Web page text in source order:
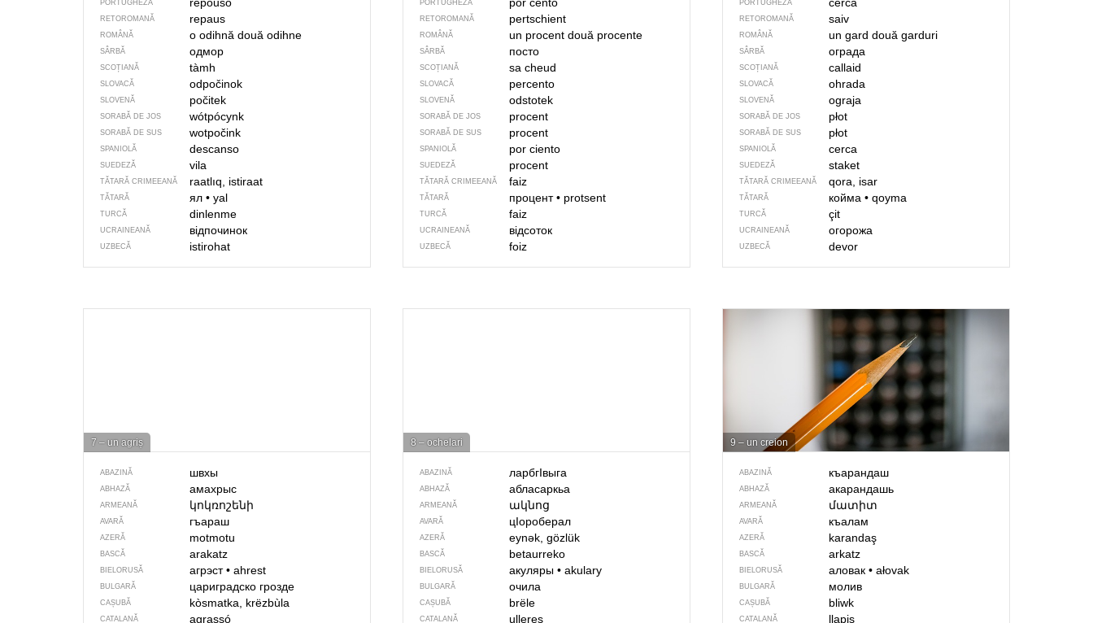
PORTUGHEZĂ
RETOROMANĂ repaus
ROMÂNĂ o odihnă două odihne
SÂRBĂ одмор
SCOȚIANĂ tàmh
SLOVACĂ odpočinok
SLOVENĂ počitek
SORABĂ DE JOS wótpócynk
SORABĂ DE SUS wotpočink
SPANIOLĂ descanso
SUEDEZĂ vila
TĂTARĂ CRIMEEANĂ raatlıq, istiraat
TĂTARĂ ял •yal
TURCĂ dinlenme
UCRAINEANĂ відпочинок
UZBECĂ istirohat
PORTUGHEZĂ
RETOROMANĂ pertschient
ROMÂNĂ un procent două procente
SÂRBĂ посто
SCOȚIANĂ sa cheud
SLOVACĂ percento
SLOVENĂ odstotek
SORABĂ DE JOS procent
SORABĂ DE SUS procent
SPANIOLĂ por ciento
SUEDEZĂ procent
TĂTARĂ CRIMEEANĂ faiz
TĂTARĂ процент• protsent
TURCĂ faiz
UCRAINEANĂ відсоток
UZBECĂ foiz
PORTUGHEZĂ
RETOROMANĂ saiv
ROMÂNĂ un garddouă garduri
SÂRBĂ ограда
SCOȚIANĂ callaid
SLOVACĂ ohrada
SLOVENĂ ograja
SORABĂ DE JOS płot
SORABĂ DE SUS płot
SPANIOLĂ cerca
SUEDEZĂ staket
TĂTARĂ CRIMEEANĂ qora, isar
TĂTARĂ койма• qoyma
TURCĂ çit
UCRAINEANĂ огорожа
UZBECĂ devor
7 – un agriș
ABAZINĂ швхы
ABHAZĂ амахрыс
ARMEANĂ կոկռոշենի
AVARĂ гъараш
AZERĂ motmotu
BASCĂ arakatz
BIELORUSĂ агрэст•ahrest
BULGARĂ цариградско грозде
CAȘUBĂ kòsmatka, krëzbùla
CATALANĂ agrassó
8 – ochelari
ABAZINĂ ларбгIвыга
ABHAZĂ абласаркьа
ARMEANĂ ակնոց
AVARĂ цIороберал
AZERĂ eynək, gözlük
BASCĂ betaurreko
BIELORUSĂ акуляры • akulary
BULGARĂ очила
CAȘUBĂ brële
CATALANĂ ulleres
9 – un creion
ABAZINĂ къарандаш
ABHAZĂ акарандашь
ARMEANĂ մատիտ
AVARĂ къалам
AZERĂ karandaş
BASCĂ arkatz
BIELORUSĂ аловак• ałovak
BULGARĂ молив
CAȘUBĂ bliwk
CATALANĂ llapis